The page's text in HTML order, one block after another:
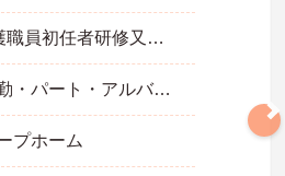
■介護職員初任者研修又はホームヘルパー2級以上の資格があれば尚可 ※未経験相談可能 ■普通自動車運転免許（AT限定可／必須）
非常勤・パート・アルバイト
プホーム